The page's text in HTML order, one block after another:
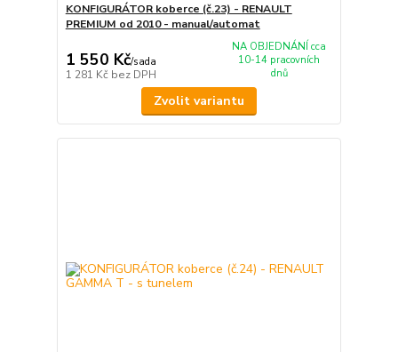
KONFIGURÁTOR koberce (č.23) - RENAULT
PREMIUM od 2010 - manual/automat
1 550 Kč/sada
1 281 Kč bez DPH
NA OBJEDNÁNÍ cca
10-14 pracovních
dnů
Zvolit variantu